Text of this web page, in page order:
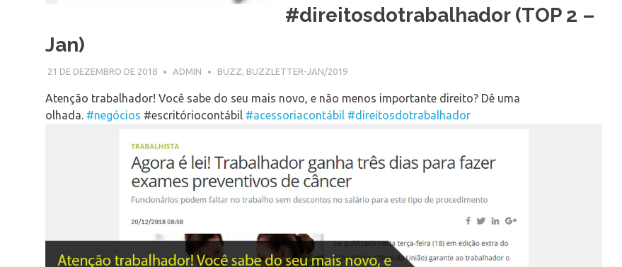
#direitosdotrabalhador (TOP 2 –
Jan)
21 DE DEZEMBRO DE 2018 ADMIN BUZZ, BUZZLETTER-JAN/2019
Atenção trabalhador! Você sabe do seu mais novo, e não menos importante direito? Dê uma
olhada. #negócios #escritóriocontábil #acessoriacontábil #direitosdotrabalhador